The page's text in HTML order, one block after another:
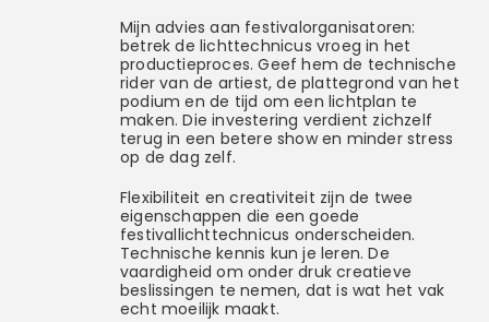
Mijn advies aan festivalorganisatoren:
betrek de lichttechnicus vroeg in het
productieproces. Geef hem de technische
rider van de artiest, de plattegrond van het
podium en de tijd om een lichtplan te
maken. Die investering verdient zichzelf
terug in een betere show en minder stress
op de dag zelf.
Flexibiliteit en creativiteit zijn de twee
eigenschappen die een goede
festivallichttechnicus onderscheiden.
Technische kennis kun je leren. De
vaardigheid om onder druk creatieve
beslissingen te nemen, dat is wat het vak
echt moeilijk maakt.